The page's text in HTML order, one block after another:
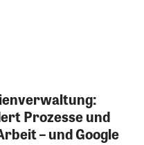
Prozesse und
– und Google